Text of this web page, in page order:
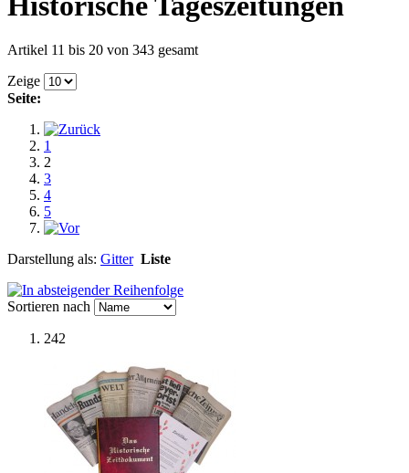
Artikel 11 bis 20 von 343 gesamt
Zeige
Seite:
1
2
3
4
5
Darstellung als: Gitter Liste
Sortieren nach
242